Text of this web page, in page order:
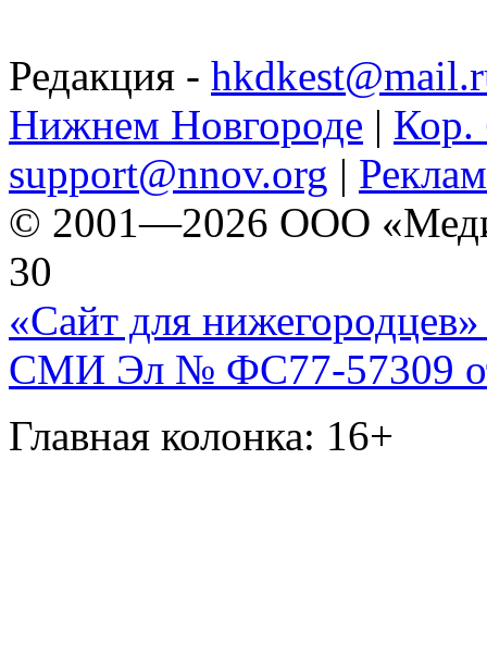
Редакция -
Нижнем Новгороде | Кор.
support@nnov.org |
© 2001—2026 ООО
30
«Сайт для нижегородцев»
СМИ Эл № ФС77-57309
Главная колонка: 16+